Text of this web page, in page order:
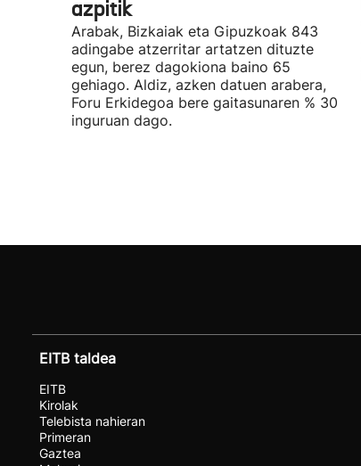
azpitik
Arabak, Bizkaiak eta Gipuzkoak 843
adingabe atzerritar artatzen dituzte
egun, berez dagokiona baino 65
gehiago. Aldiz, azken datuen arabera,
Foru Erkidegoa bere gaitasunaren % 30
inguruan dago.
EITB taldea
EITB
Kirolak
Telebista nahieran
Primeran
Gaztea